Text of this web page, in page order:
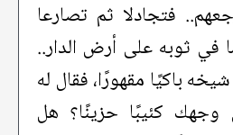
فتجادلا ثم تصارعا
ثوبه على أرض الدار..
باكيًا مقهورًا، فقال له
كئيبًا حزينًا؟ هل